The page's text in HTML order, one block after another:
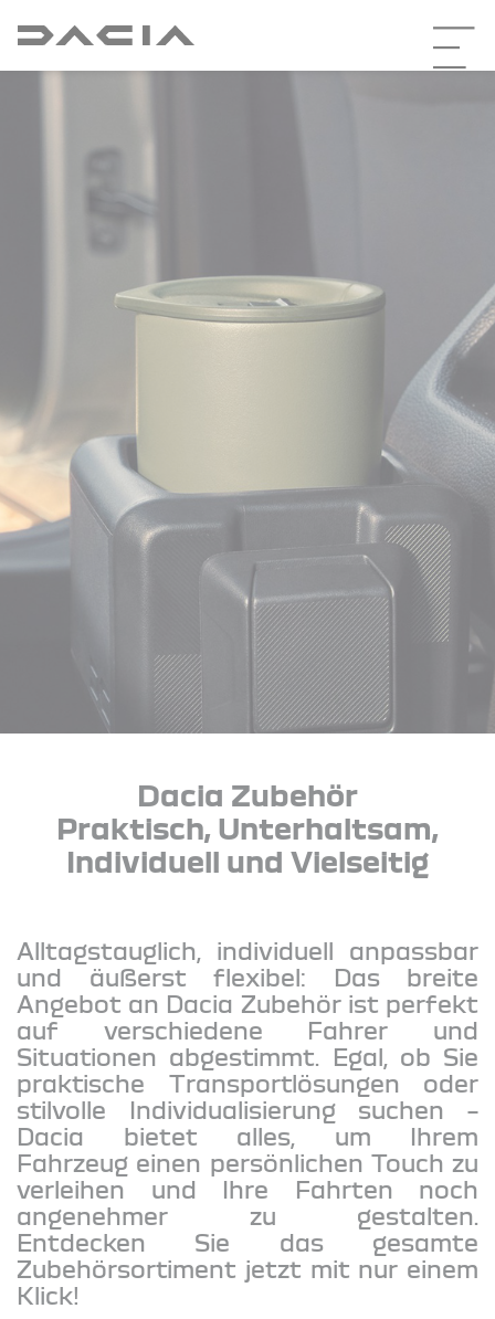
Dacia Zubehör
Praktisch, Unterhaltsam,
Individuell und Vielseitig
Alltagstauglich, individuell anpassbar
und äußerst flexibel: Das breite
Angebot an Dacia Zubehör ist perfekt
auf verschiedene Fahrer und
Situationen abgestimmt. Egal, ob Sie
praktische Transportlösungen oder
stilvolle Individualisierung suchen –
Dacia bietet alles, um Ihrem
Fahrzeug einen persönlichen Touch zu
verleihen und Ihre Fahrten noch
angenehmer zu gestalten.
Entdecken Sie das gesamte
Zubehörsortiment jetzt mit nur einem
Klick!